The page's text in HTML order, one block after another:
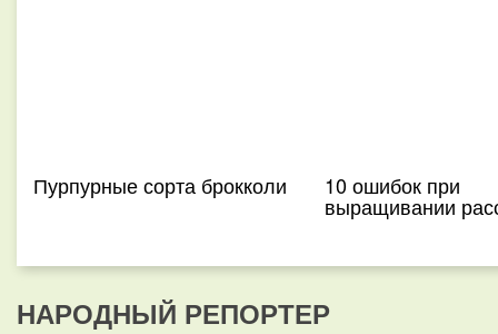
Пурпурные сорта брокколи 10 ошибок при
выращивании
НАРОДНЫЙ РЕПОРТЕР